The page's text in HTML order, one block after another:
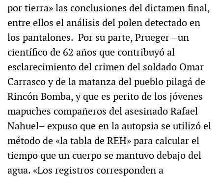
por tierra» las conclusiones del dictamen final,
entre ellos el análisis del polen detectado en
los pantalones. Por su parte, Prueger –un
científico de 62 años que contribuyó al
esclarecimiento del crimen del soldado Omar
Carrasco y de la matanza del pueblo pilagá de
Rincón Bomba, y que es perito de los jóvenes
mapuches compañeros del asesinado Rafael
Nahuel– expuso que en la autopsia se utilizó el
método de «la tabla de REH» para calcular el
tiempo que un cuerpo se mantuvo debajo del
agua. «Los registros corresponden a